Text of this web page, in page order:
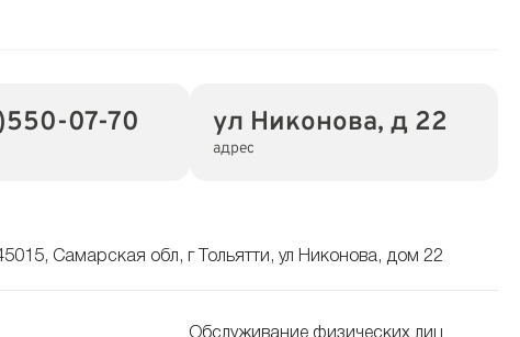
07-70 ул Никонова, д 22
адрес
Самарская обл, г Тольятти, ул Никонова, дом 22
Обслуживание физических лиц